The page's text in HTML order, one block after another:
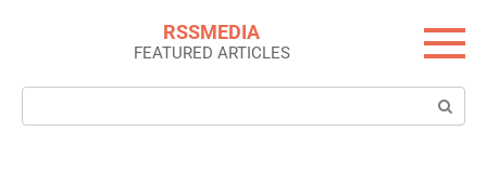
RSSMEDIA
FEATURED ARTICLES
Search: